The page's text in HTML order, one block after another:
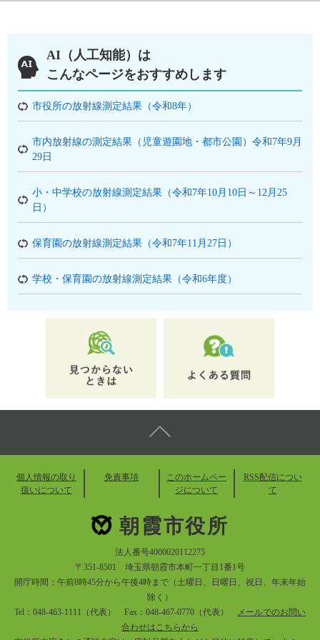
AI（人工知能）は
こんなページをおすすめします
市役所の放射線測定結果（令和8年）
市内放射線の測定結果（児童遊園地・都市公園）令和7年9月
29日
小・中学校の放射線測定結果（令和7年10月10日～12月25
日）
保育園の放射線測定結果（令和7年11月27日）
学校・保育園の放射線測定結果（令和6年度）
個人情報の取り
扱いについて
免責事項
このホームペー
ジについて
RSS配信につい
て
朝霞市役所
法人番号4000020112275
〒351-8501 埼玉県朝霞市本町一丁目1番1号
開庁時間：午前8時45分から午後4時まで（土曜日、日曜日、祝日、年末年始
除く）
Tel：048-463-1111（代表） Fax：048-467-0770（代表）
メールでのお問い
合わせはこちらから